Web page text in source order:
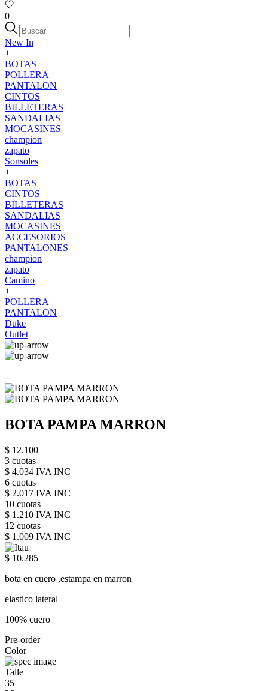
0
New In
+
BOTAS
POLLERA
PANTALON
CINTOS
BILLETERAS
SANDALIAS
MOCASINES
champion
zapato
Sonsoles
+
BOTAS
CINTOS
BILLETERAS
SANDALIAS
MOCASINES
ACCESORIOS
PANTALONES
champion
zapato
Camino
+
POLLERA
PANTALON
Duke
Outlet
BOTA PAMPA MARRON
$ 12.100
3 cuotas
$ 4.034 IVA INC
6 cuotas
$ 2.017 IVA INC
10 cuotas
$ 1.210 IVA INC
12 cuotas
$ 1.009 IVA INC
$ 10.285
bota en cuero ,estampa en marron
elastico lateral
100% cuero
Pre-order
Color
Talle
35